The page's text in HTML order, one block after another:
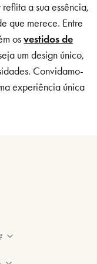
a sua essência,
que merece. Entre
osvestidos de
um design único,
Convidamo-
experiência única